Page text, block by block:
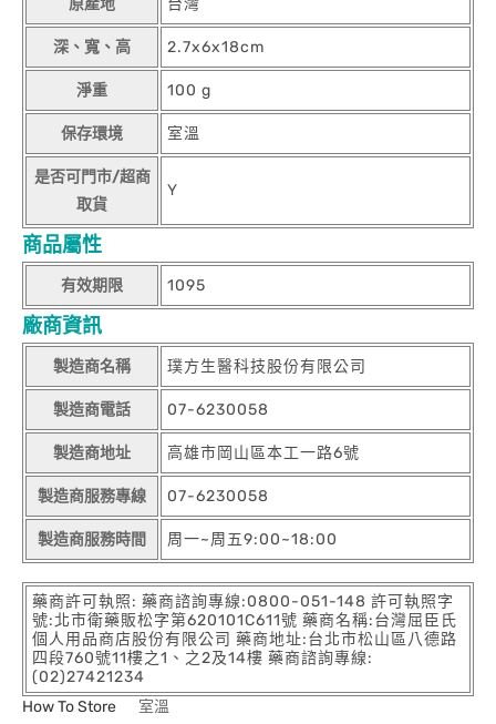
原產地 台灣
深、寬、高 2.7x6x18cm
淨重 100 g
保存環境 室溫
是否可門市/超商
取貨
Y
商品屬性
有效期限 1095
廠商資訊
製造商名稱 璞方生醫科技股份有限公司
製造商電話 07-6230058
製造商地址 高雄市岡山區本工一路6號
製造商服務專線 07-6230058
製造商服務時間 周一~周五9:00~18:00
藥商許可執照: 藥商諮詢專線:0800-051-148 許可執照字
號:北市衛藥販松字第620101C611號 藥商名稱:台灣屈臣氏
個人用品商店股份有限公司 藥商地址:台北市松山區八德路
四段760號11樓之1、之2及14樓 藥商諮詢專線:
(02)27421234
How To Store
室溫